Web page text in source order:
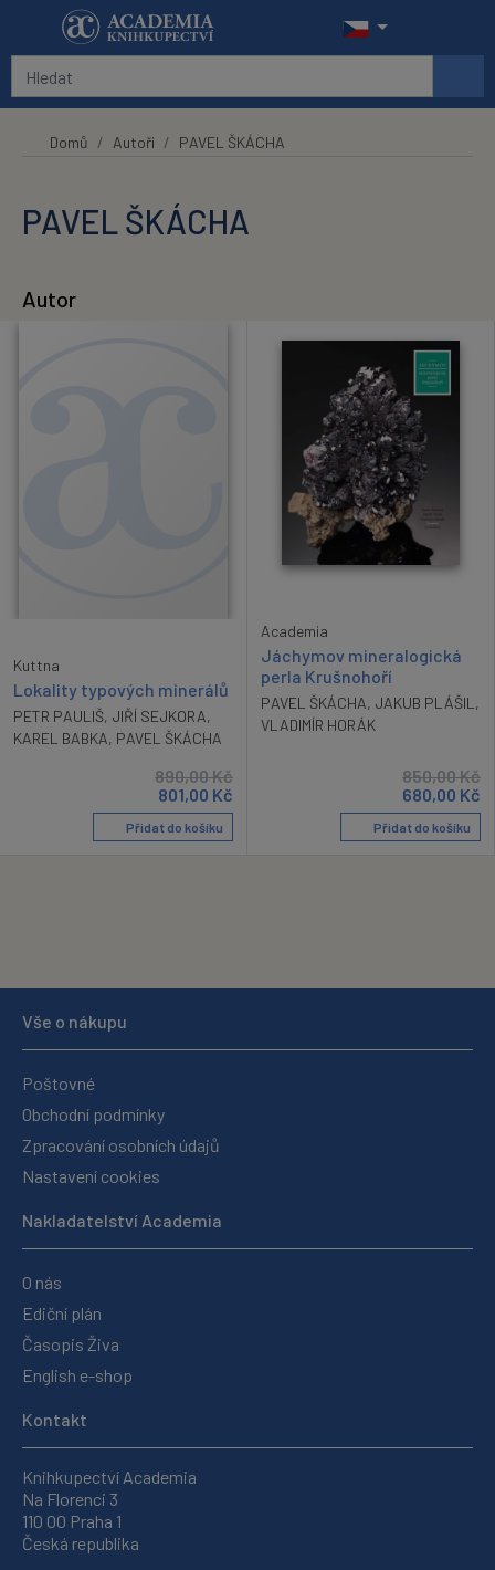
Přeskočit na hlavní obsah
Domů Autoři PAVEL ŠKÁCHA
PAVEL ŠKÁCHA
Autor
Kuttna
Lokality typových minerálů
PETR PAULIŠ, JIŘÍ SEJKORA,
KAREL BABKA, PAVEL ŠKÁCHA
890,00Kč
801,00 Kč
Přidat do košíku
Academia
Jáchymov mineralogická
perla Krušnohoří
PAVEL ŠKÁCHA, JAKUB PLÁŠIL ,
VLADIMÍR HORÁK
850,00Kč
680,00 Kč
Přidat do košíku
Vše o nákupu
Poštovné
Obchodní podmínky
Zpracování osobních údajů
Nastavení cookies
Nakladatelství Academia
O nás
Ediční plán
Časopis Živa
English e-shop
Kontakt
Knihkupectví Academia
Na Florenci 3
110 00 Praha 1
Česká republika